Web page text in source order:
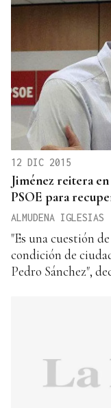
12 DIC 2015
Jiménez reitera
PSOE para
ALMUDENA IGLESIAS
"Es una cuestión
condición de
Pedro Sánchez",